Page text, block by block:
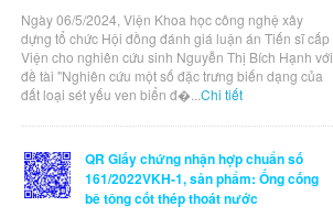
Ngày 06/5/2024, Viện Khoa học công nghệ xây
dựng tổ chức Hội đồng đánh giá luận án Tiến sĩ cấp
Viện cho nghiên cứu sinh Nguyễn Thị Bích Hạnh với
đề tài "Nghiên cứu một số đặc trưng biến dạng của
đất loại sét yếu ven biển đ�...Chi tiết
QR Giấy chứng nhận hợp chuẩn số
161/2022VKH-1, sản phẩm: Ống cống
bê tông cốt thép thoát nước